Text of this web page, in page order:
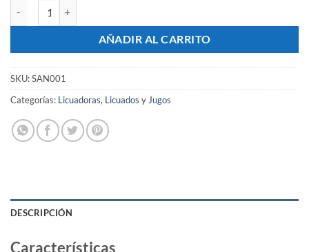
AÑADIR AL CARRITO
SKU:SAN001
Categorías: Licuadoras, Licuados y Jugos
DESCRIPCIÓN
Características